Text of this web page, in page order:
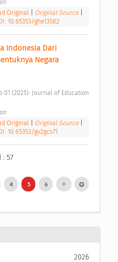
Original Original Source
10.65353/ghe13582
Indonesia Dari
Negara
Original Original Source
10.65353/gv2gcs71
: 57
4 5 6
2026